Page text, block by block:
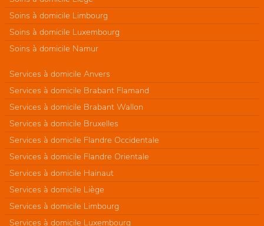
Soins à domicile Limbourg
Soins à domicile Luxembourg
Soins à domicile Namur
Services à domicile Anvers
Services à domicile Brabant Flamand
Services à domicile Brabant Wallon
Services à domicile Bruxelles
Services à domicile Flandre Occidentale
Services à domicile Flandre Orientale
Services à domicile Hainaut
Services à domicile Liège
Services à domicile Limbourg
Services à domicile Luxembourg